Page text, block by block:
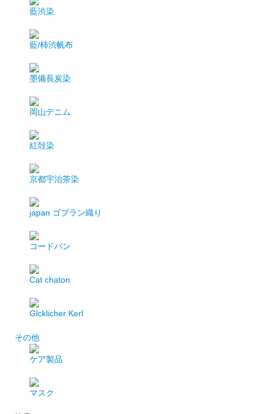
藍渋染
藍/柿渋帆布
墨備長炭染
岡山デニム
紅殻染
京都宇治茶染
japan ゴブラン織り
コードバン
Cat chaton
Glcklicher Kerl
その他
ケア製品
マスク